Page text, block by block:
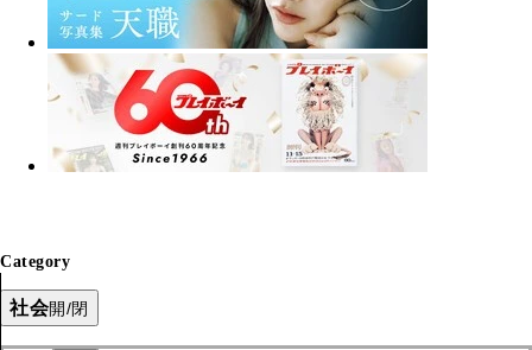
Category
社会開/閉